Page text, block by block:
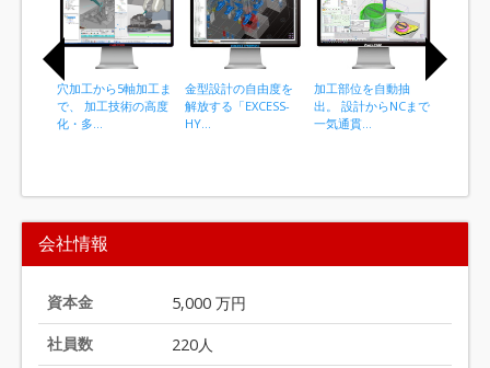
穴加工から5軸加工ま
で、 加工技術の高度
化・多...
金型設計の自由度を
解放する「EXCESS-
HY...
加工部位を自動抽
出。 設計からNCまで
一気通貫...
I
t
e
m
1
o
f
会社情報
資本金
5,000 万円
社員数
220人